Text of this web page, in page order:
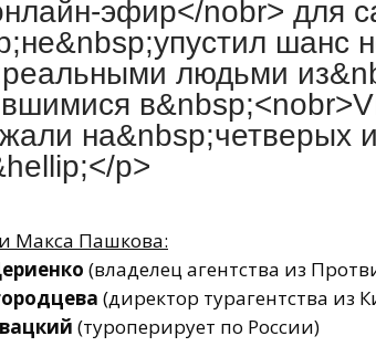
эфир</nobr> для
шанс
людьми
на&nbsp;четверых
p>
Макса Пашкова:
(владелец агентства из
(директор турагентства из
(туроперирует по России)